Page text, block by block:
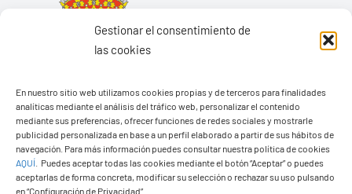
Gestionar el consentimiento de
las cookies
En nuestro sitio web utilizamos cookies propias y de terceros para finalidades
analíticas mediante el análisis del tráfico web, personalizar el contenido
mediante sus preferencias, ofrecer funciones de redes sociales y mostrarle
publicidad personalizada en base a un perfil elaborado a partir de sus hábitos de
navegación. Para más información puedes consultar nuestra política de cookies
AQUÍ
Puedes aceptar todas las cookies mediante el botón “Aceptar” o puedes
aceptarlas de forma concreta, modificar su selección o rechazar su uso pulsando
en “Configuración de Privacidad”.
Ayuntamiento de Yaiza